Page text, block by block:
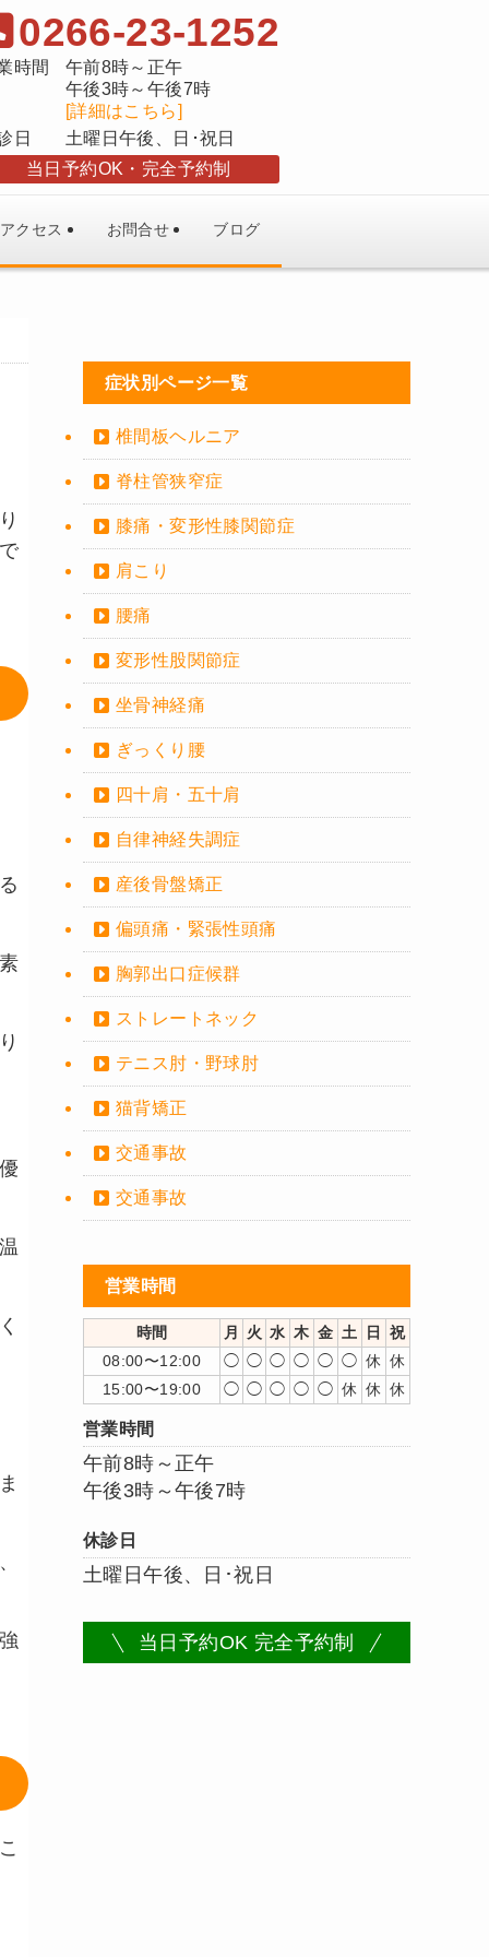
0266-23-1252
時間
午前8時～正午
午後3時～午後7時
[詳細はこちら]
日
土曜日午後、日･祝日
当日予約OK
完全予約制
アクセス お問合せ ブログ
症状別ページ一覧
椎間板ヘルニア
脊柱管狭窄症
膝痛・変形性膝関節症
肩こり
腰痛
変形性股関節症
坐骨神経痛
ぎっくり腰
四十肩・五十肩
自律神経失調症
産後骨盤矯正
偏頭痛・緊張性頭痛
胸郭出口症候群
ストレートネック
テニス肘・野球肘
猫背矯正
交通事故
交通事故
営業時間
時間 月 火 水 木 金 土 日
祝
08:00〜12:00
◯ ◯ ◯ ◯ ◯ ◯ 休 休
15:00〜19:00
◯ ◯ ◯ ◯ ◯ 休 休 休
営業時間
午前8時～正午
午後3時～午後7時
休診日
土曜日午後、日･祝日
当日予約OK 完全予約制